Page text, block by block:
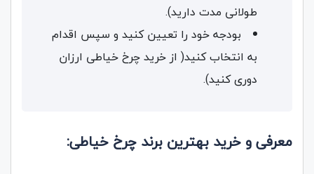
طولانی مدت دارید).
بودجه خود را تعیین کنید و سپس اقدام
به انتخاب کنید( از خرید چرخ خیاطی ارزان
دوری کنید).
معرفی و خرید بهترین برند چرخ خیاطی: